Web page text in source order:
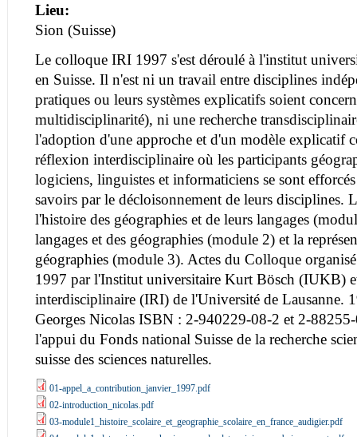
Lieu:
Sion (Suisse)
Le colloque IRI 1997 s'est déroulé à l'institut
en Suisse. Il n'est ni un travail entre disciplines
pratiques ou leurs systèmes explicatifs soient
multidisciplinarité), ni une recherche
l'adoption d'une approche et d'un modèle explicatif
réflexion interdisciplinaire où les participants
logiciens, linguistes et informaticiens se sont
savoirs par le décloisonnement de leurs disciplines.
l'histoire des géographies et de leurs langages
langages et des géographies (module 2) et la
géographies (module 3). Actes du Colloque
1997 par l'Institut universitaire Kurt Bösch (IUKB)
interdisciplinaire (IRI) de l'Université de Lausanne.
Georges Nicolas ISBN : 2-940229-08-2 et 2-
l'appui du Fonds national Suisse de la recherche
suisse des sciences naturelles.
01-appel_a_contribution_janvier_1997.pdf
02-introduction_nicolas.pdf
03-module1_histoire_scolaire_et_geographie_scolaire_en_france_audigier.pdf